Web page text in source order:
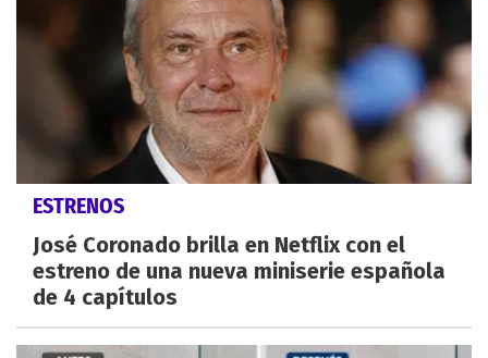
ESTRENOS
José Coronado brilla en Netflix con el
estreno de una nueva miniserie española
de 4 capítulos